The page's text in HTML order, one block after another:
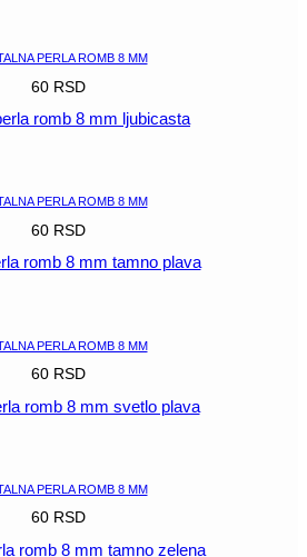
PERLA ROMB 8 MM
60 RSD
romb 8 mm ljubicasta
PERLA ROMB 8 MM
60 RSD
romb 8 mm tamno plava
PERLA ROMB 8 MM
60 RSD
romb 8 mm svetlo plava
PERLA ROMB 8 MM
60 RSD
romb 8 mm tamno zelena